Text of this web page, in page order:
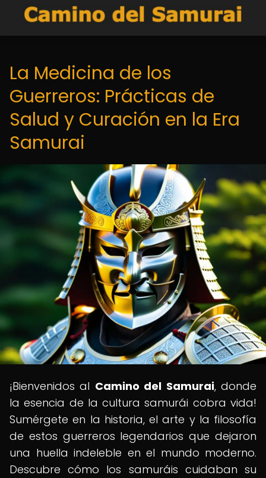
La Medicina de los
Guerreros: Prácticas de
Salud y Curación en la Era
Samurai
¡Bienvenidos al Camino del Samurai, donde
la esencia de la cultura samurái cobra vida!
Sumérgete en la historia, el arte y la filosofía
de estos guerreros legendarios que dejaron
una huella indeleble en el mundo moderno.
Descubre cómo los samuráis cuidaban su